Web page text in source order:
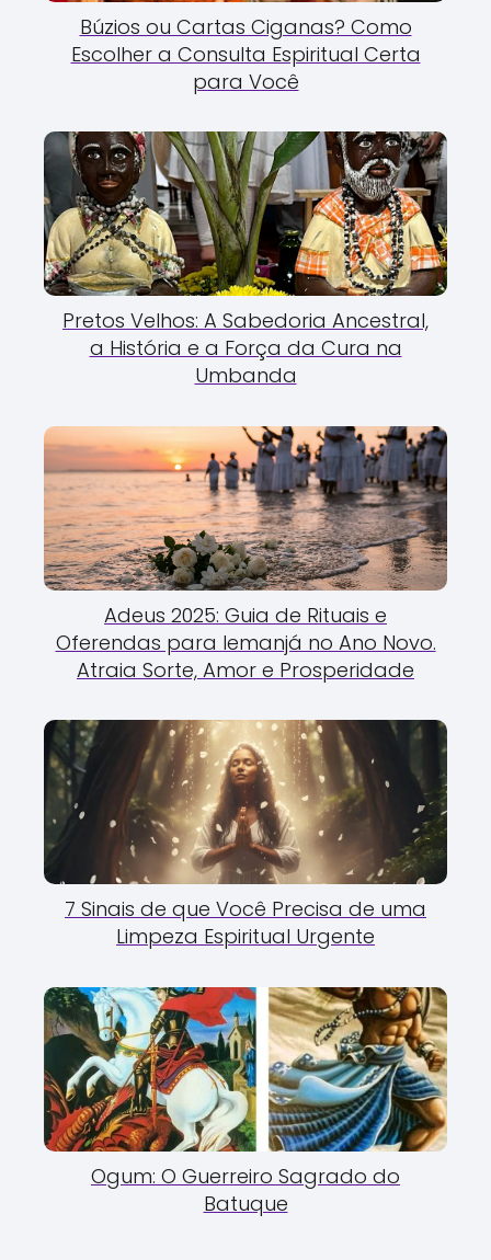
Búzios ou Cartas Ciganas? Como
Escolher a Consulta Espiritual Certa
para Você
Pretos Velhos: A Sabedoria Ancestral,
a História e a Força da Cura na
Umbanda
Adeus 2025: Guia de Rituais e
Oferendas para Iemanjá no Ano Novo.
Atraia Sorte, Amor e Prosperidade
7 Sinais de que Você Precisa de uma
Limpeza Espiritual Urgente
Ogum: O Guerreiro Sagrado do
Batuque